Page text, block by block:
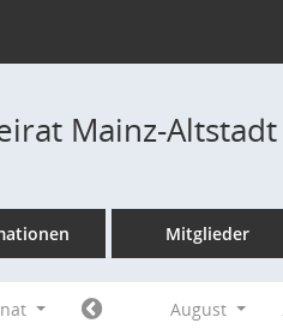
Mainz-
Mitglieder
August